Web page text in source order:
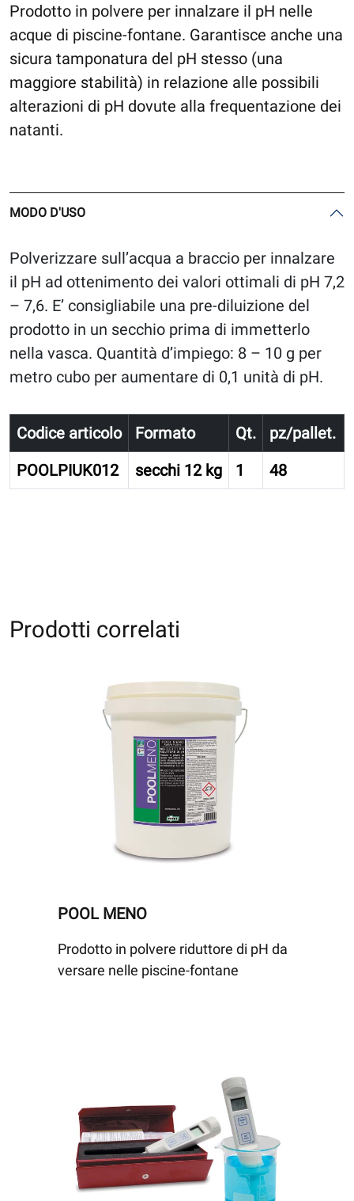
Prodotto in polvere per innalzare il pH nelle
acque di piscine-fontane. Garantisce anche una
sicura tamponatura del pH stesso (una
maggiore stabilità) in relazione alle possibili
alterazioni di pH dovute alla frequentazione dei
natanti.
MODO D'USO
Polverizzare sull’acqua a braccio per innalzare
il pH ad ottenimento dei valori ottimali di pH 7,2
– 7,6. E’ consigliabile una pre-diluizione del
prodotto in un secchio prima di immetterlo
nella vasca. Quantità d’impiego: 8 – 10 g per
metro cubo per aumentare di 0,1 unità di pH.
Codice articolo Formato Qt.
pz/pallet.
POOLPIUK012
secchi 12 kg 1 48
Prodotti correlati
POOL MENO
Prodotto in polvere riduttore di pH da
versare nelle piscine-fontane